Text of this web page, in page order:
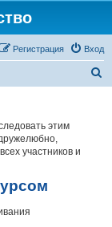
Вход
Регистрация
этим
участников и